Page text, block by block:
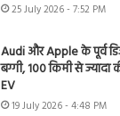
25 July 2026 - 7:52 PM
Audi और Apple के पूर्व
बग्गी, 100 किमी से
EV
19 July 2026 - 4:48 PM